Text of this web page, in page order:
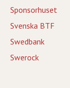
Sponsorhuset
Svenska BTF
Swedbank
Swerock